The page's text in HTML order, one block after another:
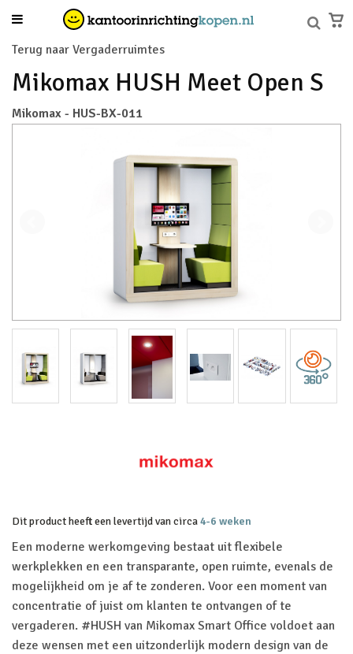
Terug naar Vergaderruimtes
Mikomax HUSH Meet Open S
Mikomax - HUS-BX-011
Dit product heeft een levertijd van circa4-6 weken
Een moderne werkomgeving bestaat uit flexibele
werkplekken en een transparante, open ruimte, evenals de
mogelijkheid om je af te zonderen. Voor een moment van
concentratie of juist om klanten te ontvangen of te
vergaderen. #HUSH van Mikomax Smart Office voldoet aan
deze wensen met een uitzonderlijk modern design van de